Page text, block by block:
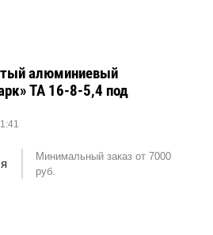
алюминиевый
ТА 16-8-5,4 под
Минимальный заказ от 7000
руб.